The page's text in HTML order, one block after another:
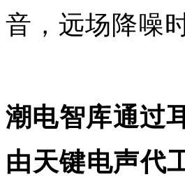
音，远场降噪
潮电智库通过
由天键电声代